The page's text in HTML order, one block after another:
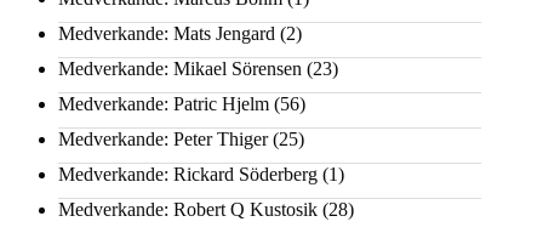
Medverkande: Mats Jengard (2)
Medverkande: Mikael Sörensen (23)
Medverkande: Patric Hjelm (56)
Medverkande: Peter Thiger(25)
Medverkande: Rickard Söderberg (1)
Medverkande: Robert Q Kustosik (28)